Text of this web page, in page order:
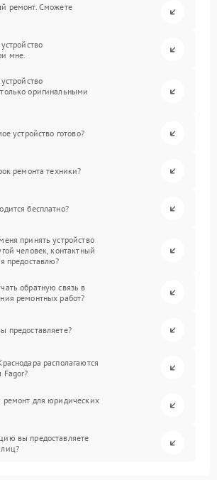
ремонт. Сможете
мне.
оригинальными
устройство готово?
ремонта техники?
бесплатно?
принять устройство
человек, контактный
предоставлю?
обратную связь в
ремонтных работ?
предоставляете?
располагаются
Fagor?
ремонт для юридических
вы предоставляете